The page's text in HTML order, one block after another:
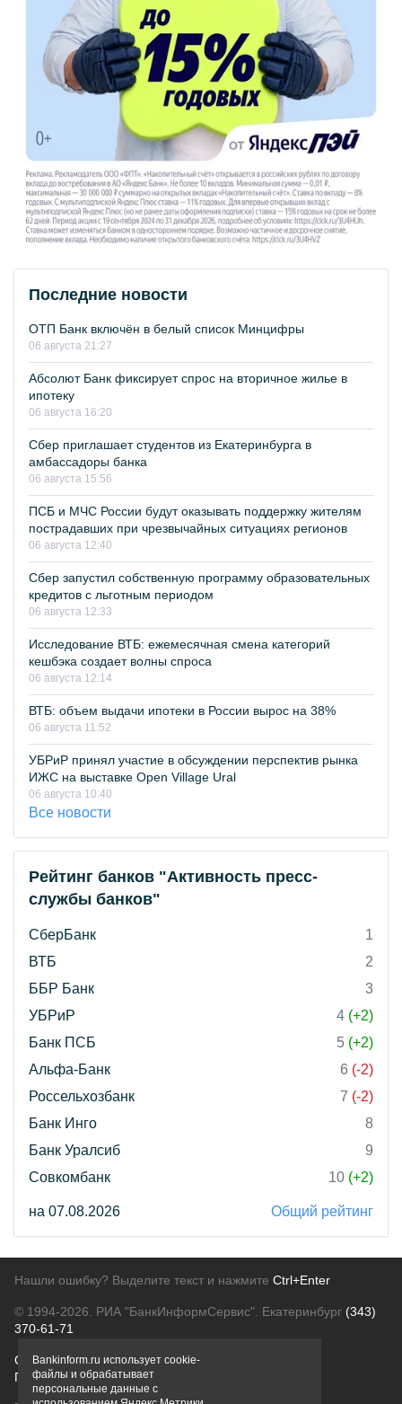
Последние новости
ОТП Банк включён в белый список Минцифры
06 августа 21:27
Абсолют Банк фиксирует спрос на вторичное жилье в
ипотеку
06 августа 16:20
Сбер приглашает студентов из Екатеринбурга в
амбассадоры банка
06 августа 15:56
ПСБ и МЧС России будут оказывать поддержку жителям
пострадавших при чрезвычайных ситуациях регионов
06 августа 12:40
Сбер запустил собственную программу образовательных
кредитов с льготным периодом
06 августа 12:33
Исследование ВТБ: ежемесячная смена категорий
кешбэка создает волны спроса
06 августа 12:14
ВТБ: объем выдачи ипотеки в России вырос на 38%
06 августа 11:52
УБРиР принял участие в обсуждении перспектив рынка
ИЖС на выставке Open Village Ural
06 августа 10:40
Все новости
Рейтинг банков "Активность пресс-
службы банков"
СберБанк
1
ВТБ
2
ББР Банк
3
УБРиР
4 (+2)
Банк ПСБ
5 (+2)
Альфа-Банк
6 (-2)
Россельхозбанк
7 (-2)
Банк Инго
8
Банк Уралсиб
9
Совкомбанк
10 (+2)
на 07.08.2026 Общий рейтинг
Нашли ошибку? Выделите текст и нажмите Ctrl+Enter
© 1994-2026. РИА "БанкИнформСервис". Екатеринбург (343)
370-61-71
О проектеПолитика конфиденциальности
Правовая информацияДля рекламодателей
Bankinform.ru использует cookie-
файлы и обрабатывает
персональные данные с